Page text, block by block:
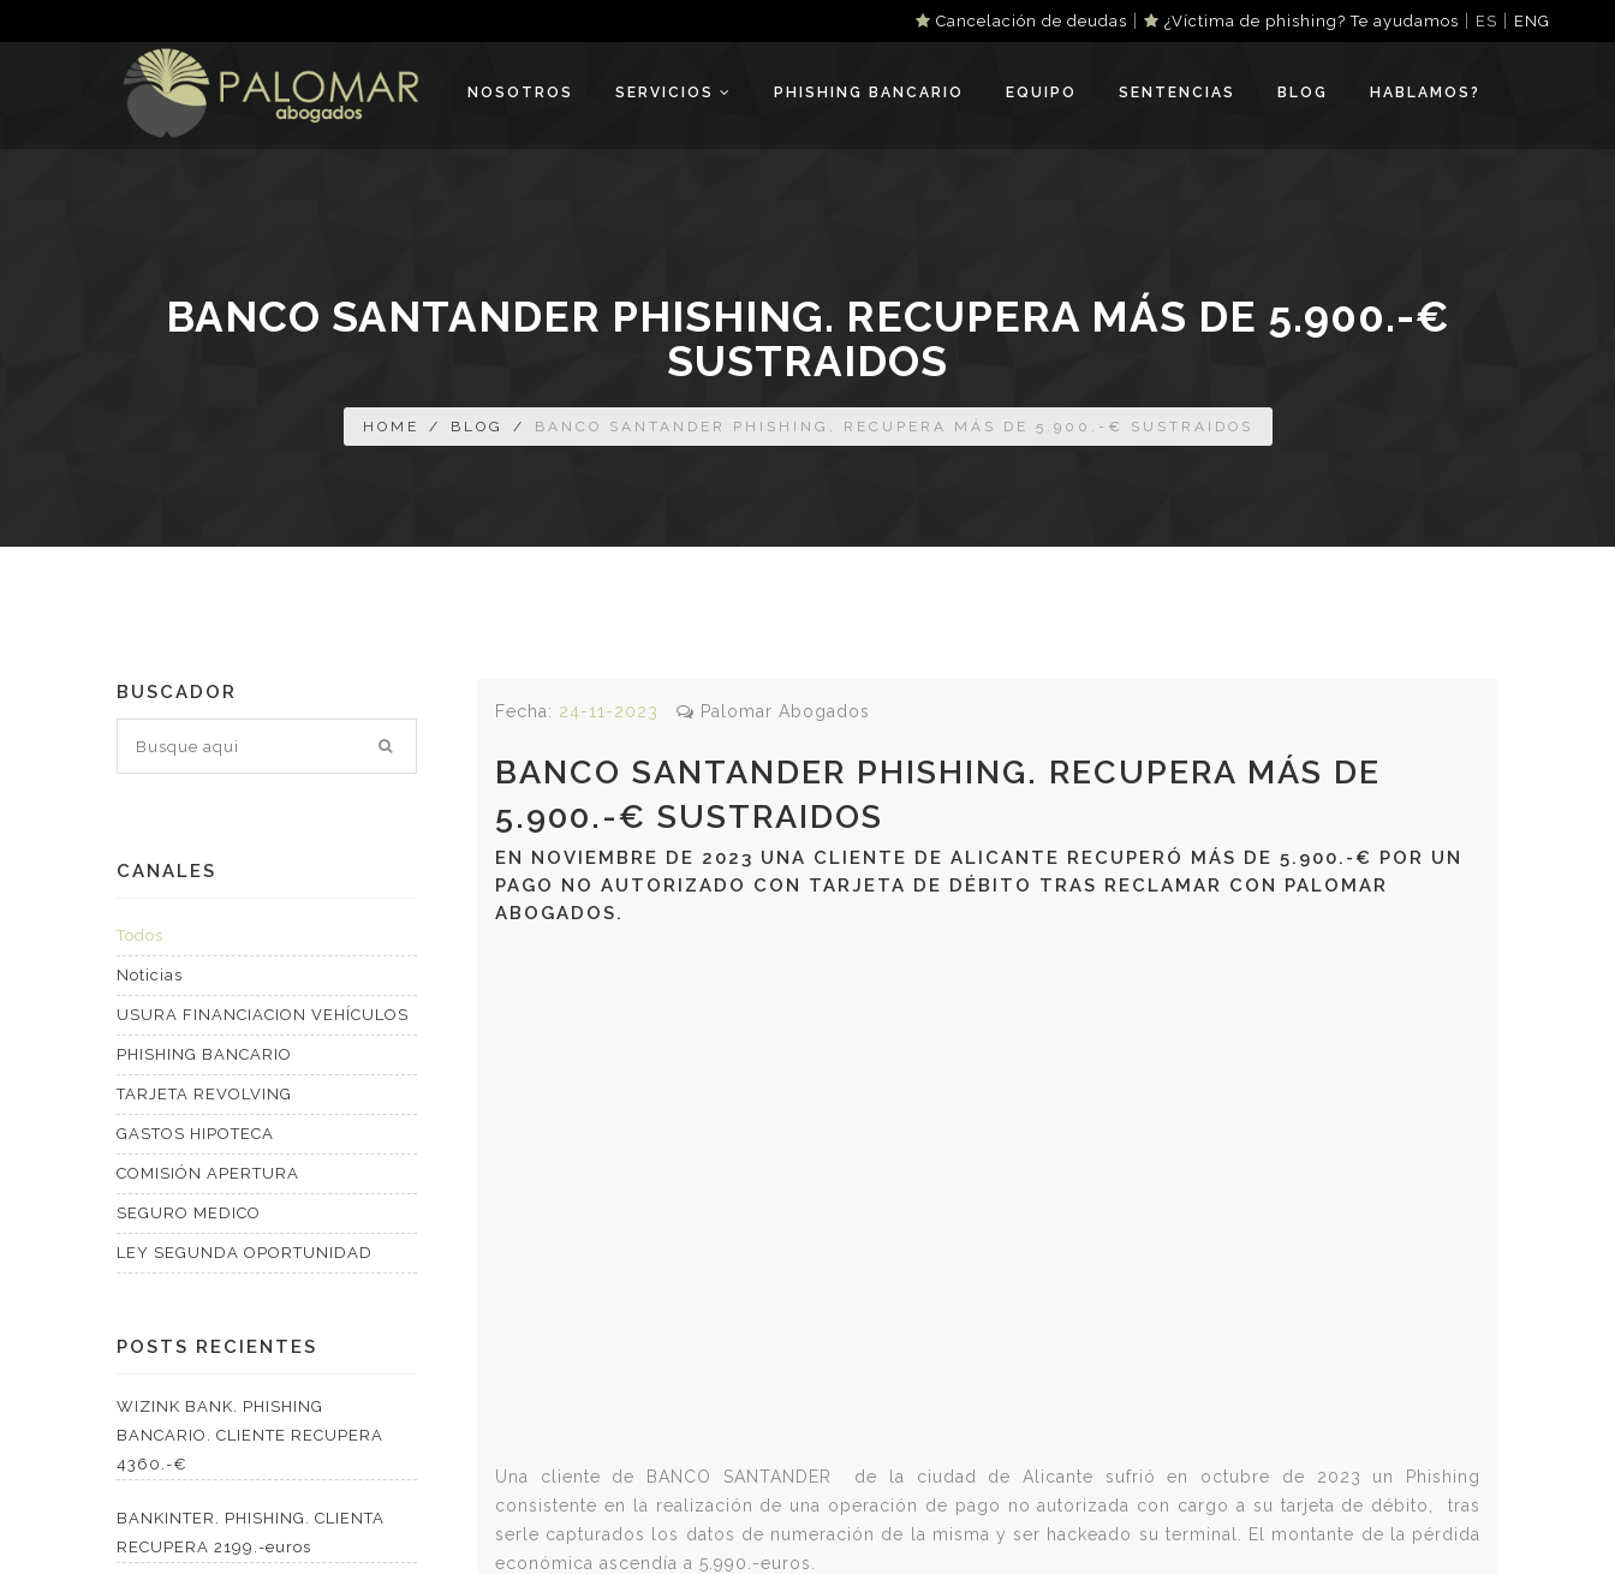
Cancelación de deudas | ¿Víctima de phishing? Te ayudamos ES ENG
NOSOTROS SERVICIOS PHISHING BANCARIO EQUIPO SENTENCIAS BLOG HABLAMOS?
BANCO SANTANDER PHISHING. RECUPERA MÁS DE 5.900.-€
SUSTRAIDOS
HOME / BLOG / BANCO SANTANDER PHISHING. RECUPERA MÁS DE 5.900.-€ SUSTRAIDOS
BUSCADOR
CANALES
Todos
Noticias
USURA FINANCIACION VEHÍCULOS
PHISHING BANCARIO
TARJETA REVOLVING
GASTOS HIPOTECA
COMISIÓN APERTURA
SEGURO MEDICO
LEY SEGUNDA OPORTUNIDAD
POSTS RECIENTES
WIZINK BANK. PHISHING
BANCARIO. CLIENTE RECUPERA
4360.-€
BANKINTER. PHISHING. CLIENTA
RECUPERA 2199.-euros
Fecha: 24-11-2023 Palomar Abogados
BANCO SANTANDER PHISHING. RECUPERA MÁS DE
5.900.-€ SUSTRAIDOS
EN NOVIEMBRE DE 2023 UNA CLIENTE DE ALICANTE RECUPERÓ MÁS DE 5.900.-€ POR UN
PAGO NO AUTORIZADO CON TARJETA DE DÉBITO TRAS RECLAMAR CON PALOMAR
ABOGADOS.
Una cliente de BANCO SANTANDER de la ciudad de Alicante sufrió en octubre de 2023 un Phishing
consistente en la realización de una operación de pago no autorizada con cargo a su tarjeta de débito, tras
serle capturados los datos de numeración de la misma y ser hackeado su terminal. El montante de la pérdida
económica ascendía a 5.990.-euros.